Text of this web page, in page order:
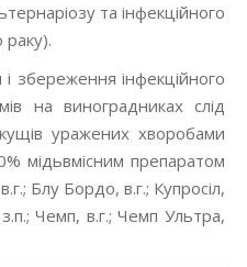
та інфекційного
раку).
збереження інфекційного
на виноградниках слід
уражених хворобами
мідьвмісним препаратом
Блу Бордо, в.г.; Купросіл,
Чемп, в.г.; Чемп Ультра,